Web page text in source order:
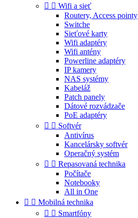
  Wifi a sieť
Routery, Access pointy
Switche
Sieťové karty
Wifi adaptéry
Wifi antény
Powerline adaptéry
IP kamery
NAS systémy
Kabeláž
Patch panely
Dátové rozvádzače
PoE adaptéry
  Softvér
Antivírus
Kancelársky softvér
Operačný systém
  Repasovaná technika
Počítače
Notebooky
All in One
  Mobilná technika
  Smartfóny